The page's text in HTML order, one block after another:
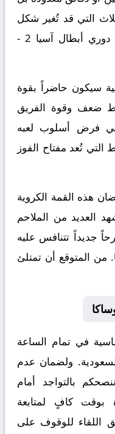
التي قد تُغير شكل
المنافسة في جدول ترتيب آسيا, دوري أبطال آسيا 2 -
سيكون حاضراً بقوة
ضعف وقوة الفريق
فرض أسلوب لعبه
تُعد مفتاح الفوز
هذه القمة الكروية
العديد من الملاحم
جديداً تتنافس عليه
من المتوقع أن تمتلئ
في تمام الساعة
السعودية. ولضمان عدم
بالتواجد أمام
بوقت كافٍ لمتابعة
اللقاء للوقوف على